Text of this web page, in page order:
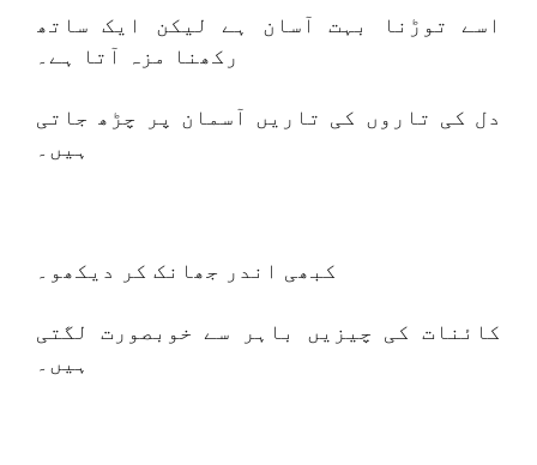
اسے توڑنا بہت آسان ہے لیکن ایک ساتھ
رکھنا مزہ آتا ہے۔
دل کی تاروں کی تاریں آسمان پر چڑھ جاتی
ہیں۔
کبھی اندر جھانک کر دیکھو۔
کائنات کی چیزیں باہر سے خوبصورت لگتی
ہیں۔